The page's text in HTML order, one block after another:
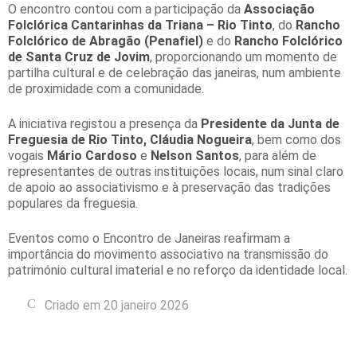
O encontro contou com a participação da Associação
Folclórica Cantarinhas da Triana – Rio Tinto, do Rancho
Folclórico de Abragão (Penafiel) e do Rancho Folclórico
de Santa Cruz de Jovim, proporcionando um momento de
partilha cultural e de celebração das janeiras, num ambiente
de proximidade com a comunidade.
A iniciativa registou a presença da Presidente da Junta de
Freguesia de Rio Tinto, Cláudia Nogueira, bem como dos
vogais Mário Cardoso e Nelson Santos, para além de
representantes de outras instituições locais, num sinal claro
de apoio ao associativismo e à preservação das tradições
populares da freguesia.
Eventos como o Encontro de Janeiras reafirmam a
importância do movimento associativo na transmissão do
património cultural imaterial e no reforço da identidade local.
Criado em 20 janeiro 2026